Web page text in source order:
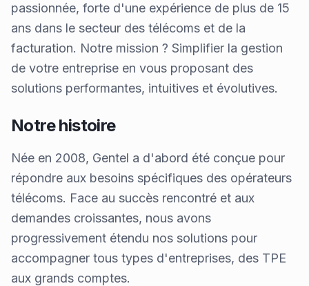
passionnée, forte d'une expérience de plus de 15
ans dans le secteur des télécoms et de la
facturation. Notre mission ? Simplifier la gestion
de votre entreprise en vous proposant des
solutions performantes, intuitives et évolutives.
Notre histoire
Née en 2008, Gentel a d'abord été conçue pour
répondre aux besoins spécifiques des opérateurs
télécoms. Face au succès rencontré et aux
demandes croissantes, nous avons
progressivement étendu nos solutions pour
accompagner tous types d'entreprises, des TPE
aux grands comptes.